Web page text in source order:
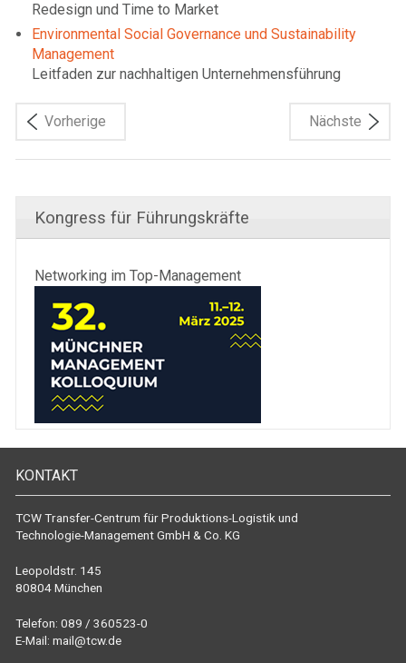
Redesign und Time to Market
Environmental Social Governance und Sustainability
Management
Leitfaden zur nachhaltigen Unternehmensführung
Vorherige Nächste
Kongress für Führungskräfte
Networking im Top-Management
KONTAKT
TCW Transfer-Centrum für Produktions-Logistik und
Technologie-Management GmbH & Co. KG
Leopoldstr. 145
80804 München
Telefon: 089 / 360523-0
E-Mail: mail@tcw.de